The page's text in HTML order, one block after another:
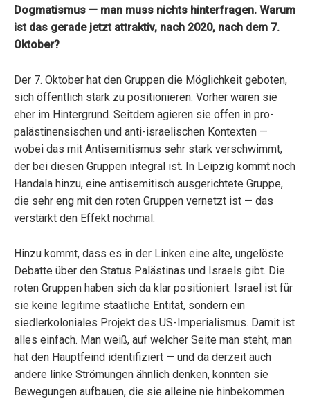
Dogmatismus — man muss nichts hinterfragen. Warum
ist das gerade jetzt attraktiv, nach 2020, nach dem 7.
Oktober?
Der 7. Oktober hat den Gruppen die Möglichkeit geboten,
sich öffentlich stark zu positionieren. Vorher waren sie
eher im Hintergrund. Seitdem agieren sie offen in pro-
palästinensischen und anti-israelischen Kontexten —
wobei das mit Antisemitismus sehr stark verschwimmt,
der bei diesen Gruppen integral ist. In Leipzig kommt noch
Handala hinzu, eine antisemitisch ausgerichtete Gruppe,
die sehr eng mit den roten Gruppen vernetzt ist — das
verstärkt den Effekt nochmal.
Hinzu kommt, dass es in der Linken eine alte, ungelöste
Debatte über den Status Palästinas und Israels gibt. Die
roten Gruppen haben sich da klar positioniert: Israel ist für
sie keine legitime staatliche Entität, sondern ein
siedlerkoloniales Projekt des US-Imperialismus. Damit ist
alles einfach. Man weiß, auf welcher Seite man steht, man
hat den Hauptfeind identifiziert — und da derzeit auch
andere linke Strömungen ähnlich denken, konnten sie
Bewegungen aufbauen, die sie alleine nie hinbekommen